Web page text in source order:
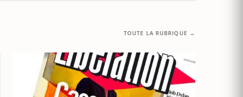
TOUTE LA RUBRIQUE →